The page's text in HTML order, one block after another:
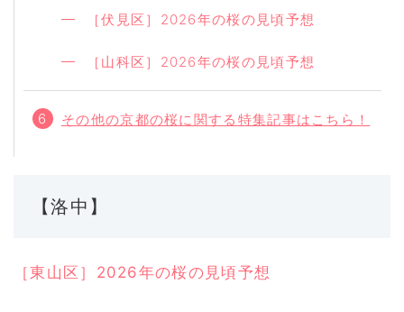
［伏見区］2026年の桜の見頃予想
［山科区］2026年の桜の見頃予想
その他の京都の桜に関する特集記事はこちら！
【洛中】
［東山区］2026年の桜の見頃予想